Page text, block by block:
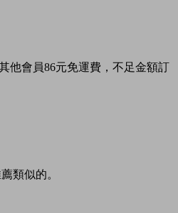
他會員86元免運費，不足金額訂
類似的。